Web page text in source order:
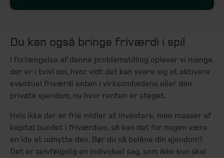
Du kan også bringe friværdi i spil
I forlængelse af denne problemstilling oplever vi mange,
der er i tvivl om, hvor vidt det kan svare sig at aktivere
eventuel friværdi enten i virksomhedens eller den
private ejendom, nu hvor renten er steget.
Hvis ikke der er frie midler at investere, men masser af
kapital bundet i friværdien, så kan det for nogen være
en ide at udnytte den. Bør du så belåne din ejendom?
Det er selvfølgelig en individuel sag, som ikke kun skal